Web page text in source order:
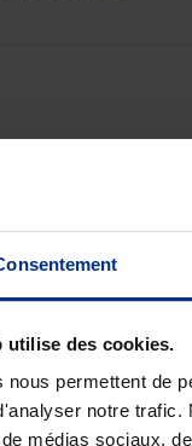
utilise des cookies.
nous permettent de
notre trafic.
médias sociaux,
FR